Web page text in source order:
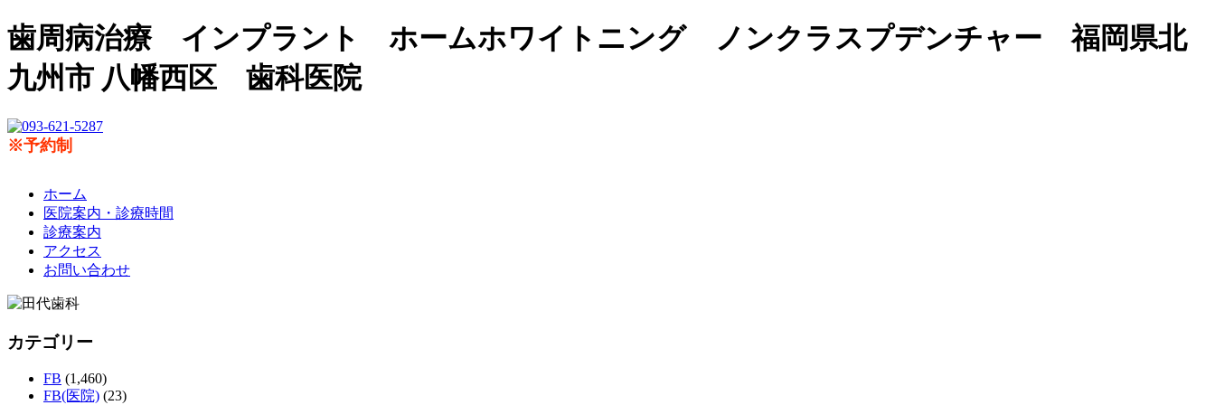
歯周病治療 インプラント ホームホワイトニング ノンクラスプデンチャー 福岡県北
九州市 八幡西区 歯科医院
※予約制
ホーム
医院案内・診療時間
診療案内
アクセス
お問い合わせ
カテゴリー
FB (1,460)
FB(医院) (23)